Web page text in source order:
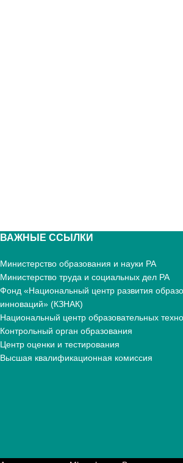
ВАЖНЫЕ ССЫЛКИ
Министерство образования и науки РА
Министерство труда и социальных дел РА
Фонд «Национальный центр развития
инноваций» (КЗНАК)
Национальный центр образовательных
Контрольный орган образования
Центр оценки и тестирования
Высшая квалификационная комиссия